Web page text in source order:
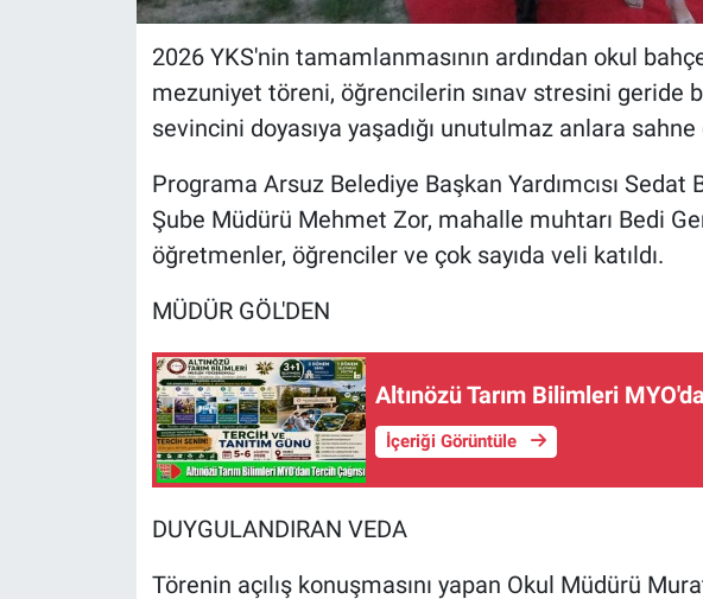
2026 YKS'nin tamamlanmasının ardından okul
mezuniyet töreni, öğrencilerin sınav stresini geride
sevincini doyasıya yaşadığı unutulmaz anlara sahne
Programa Arsuz Belediye Başkan Yardımcısı Sedat
Şube Müdürü Mehmet Zor, mahalle muhtarı Bedi
öğretmenler, öğrenciler ve çok sayıda veli katıldı.
MÜDÜR GÖL'DEN
Altınözü Tarım Bilimleri
İçeriği Görüntüle
DUYGULANDIRAN VEDA
Törenin açılış konuşmasını yapan Okul Müdürü